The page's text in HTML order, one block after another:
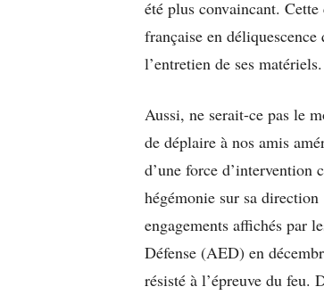
été plus convaincant. Cette
française en
l’entretien de ses matériels.
Aussi, ne serait-ce pas le
de déplaire à nos amis
d’une force d’intervention
hégémonie sur sa
engagements affichés par
Défense (AED) en
résisté à l’épreuve du feu.